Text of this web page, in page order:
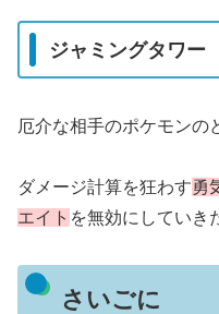
ジャミングタワー
厄介な相手のポケモンの
ダメージ計算を狂わす勇
エイト を無効にしていき
さいごに